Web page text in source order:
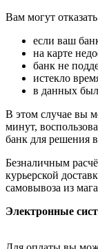
Вам могут
если ваш
на карте
банк не
истекло
в данных
В этом случае вы
минут,
банк для решения
Безналичным
курьерской
самовывоза из
Электронные